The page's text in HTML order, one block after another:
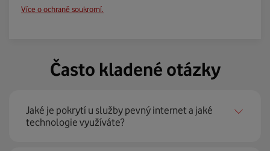
Více o ochraně soukromí.
Často kladené otázky
Jaké je pokrytí u služby pevný internet a jaké
technologie využíváte?